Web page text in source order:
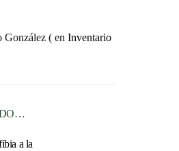
González ( en Inventario
a la